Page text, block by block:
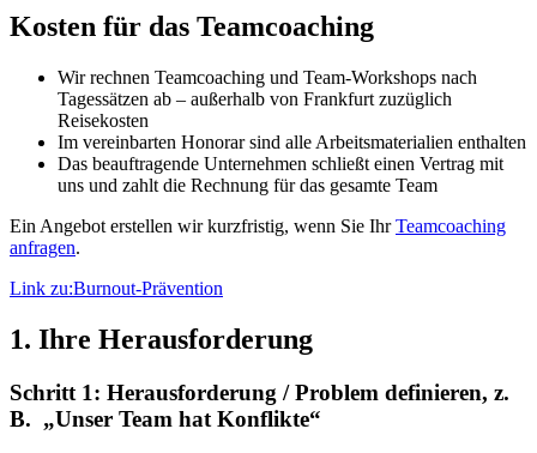
Kosten für das Teamcoaching
Wir rechnen Teamcoaching und Team-Workshops nach
Tagessätzen ab – außerhalb von Frankfurt zuzüglich
Reisekosten
Im vereinbarten Honorar sind alle Arbeitsmaterialien enthalten
Das beauftragende Unternehmen schließt einen Vertrag mit
uns und zahlt die Rechnung für das gesamte Team
Ein Angebot erstellen wir kurzfristig, wenn Sie IhrTeamcoaching
anfragen.
Link zu:Burnout-Prävention
1. Ihre Herausforderung
Schritt 1: Herausforderung / Problem definieren, z.
B. „Unser Team hat Konflikte“